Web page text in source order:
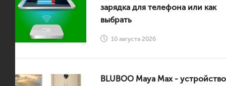
зарядка для телефона или как
выбрать
10 августа 2026
BLUBOO Maya Mаx - устройство